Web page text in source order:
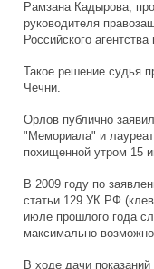
Рамзана Кадырова,
руководителя
Российского
Такое решение судья
Чечни.
Орлов публично
"Мемориала" и
похищенной утром 15
В 2009 году по
статьи 129 УК РФ
июле прошлого года
максимально
В ходе дачи